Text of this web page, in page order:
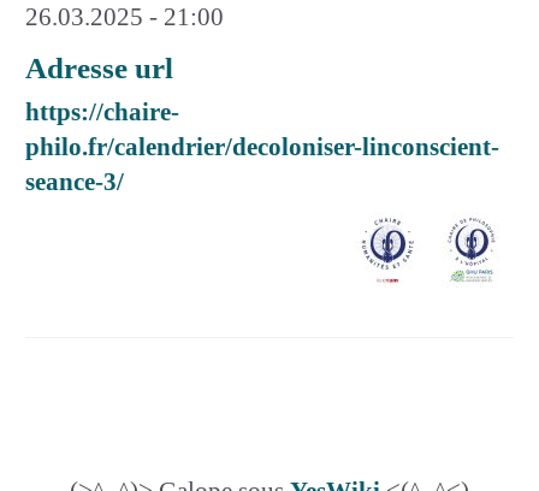
26.03.2025 - 21:00
Adresse url
https://chaire-
philo.fr/calendrier/decoloniser-linconscient-
seance-3/